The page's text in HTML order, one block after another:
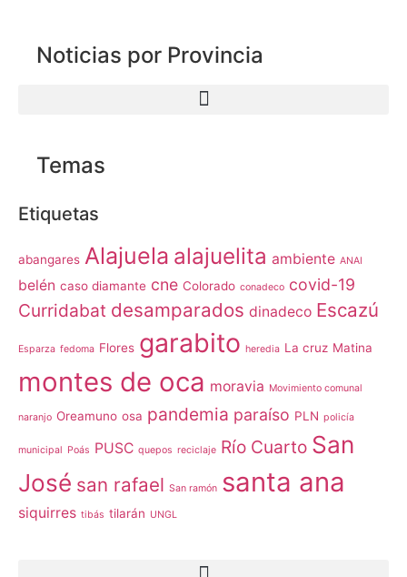
Noticias por Provincia
Temas
Etiquetas
abangares Alajuela alajuelita ambiente ANAI
belén caso diamante cne Colorado conadeco covid-19
Curridabat desamparados dinadeco Escazú
Esparza fedoma Flores garabito heredia La cruz Matina
montes de oca moravia Movimiento comunal
naranjo Oreamuno osa pandemia paraíso PLN policía
municipal Poás PUSC quepos reciclaje Río Cuarto San
José san rafael San ramón santa ana
siquirres tibás tilarán UNGL